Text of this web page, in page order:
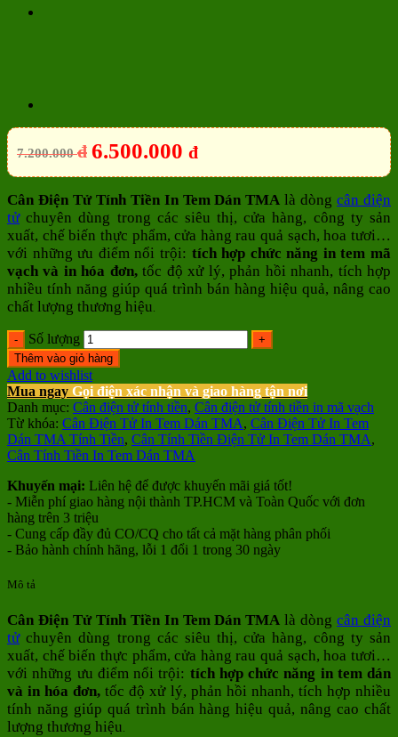
7.200.000đ 6.500.000 đ
Cân Điện Tử Tính Tiền In Tem Dán TMA là dòngcân điện
tửchuyên dùng trong các siêu thị, cửa hàng, công ty sản
xuất, chế biến thực phẩm, cửa hàng rau quả sạch, hoa tươi…
với những ưu điểm nổi trội: tích hợp chức năng in tem mã
vạch và in hóa đơn,tốc độ xử lý, phản hồi nhanh, tích hợp
nhiều tính năng giúp quá trình bán hàng hiệu quả, nâng cao
chất lượng thương hiệu.
Số lượng
Thêm vào giỏ hàng
Add to wishlist
Mua ngay Gọi điện xác nhận và giao hàng tận nơi
Danh mục: Cân điện tử tính tiền, Cân điện tử tính tiền in mã vạch
Từ khóa: Cân Điện Tử In Tem Dán TMA, Cân Điện Tử In Tem
Dán TMA Tính Tiền, Cân Tính Tiền Điện Tử In Tem Dán TMA,
Cân Tính Tiền In Tem Dán TMA
Khuyến mại: Liên hệ để được khuyến mãi giá tốt!
- Miễn phí giao hàng nội thành TP.HCM và Toàn Quốc với đơn
hàng trên 3 triệu
- Cung cấp đầy đủ CO/CQ cho tất cả mặt hàng phân phối
- Bảo hành chính hãng, lỗi 1 đổi 1 trong 30 ngày
Mô tả
Cân Điện Tử Tính Tiền In Tem Dán TMA là dòngcân điện
tửchuyên dùng trong các siêu thị, cửa hàng, công ty sản
xuất, chế biến thực phẩm, cửa hàng rau quả sạch, hoa tươi…
với những ưu điểm nổi trội: tích hợp chức năng in tem dán
và in hóa đơn,tốc độ xử lý, phản hồi nhanh, tích hợp nhiều
tính năng giúp quá trình bán hàng hiệu quả, nâng cao chất
lượng thương hiệu.